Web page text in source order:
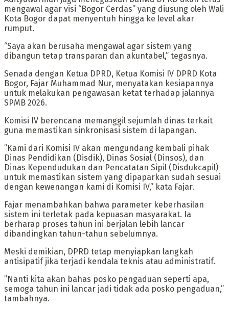
mengawal agar visi “Bogor Cerdas” yang diusung oleh Wali
Kota Bogor dapat menyentuh hingga ke level akar
rumput.
“Saya akan berusaha mengawal agar sistem yang
dibangun tetap transparan dan akuntabel,” tegasnya.
​Senada dengan Ketua DPRD, Ketua Komisi IV DPRD Kota
Bogor, Fajar Muhammad Nur, menyatakan kesiapannya
untuk melakukan pengawasan ketat terhadap jalannya
SPMB 2026.
Komisi IV berencana memanggil sejumlah dinas terkait
guna memastikan sinkronisasi sistem di lapangan.
​”Kami dari Komisi IV akan mengundang kembali pihak
Dinas Pendidikan (Disdik), Dinas Sosial (Dinsos), dan
Dinas Kependudukan dan Pencatatan Sipil (Disdukcapil)
untuk memastikan sistem yang dipaparkan sudah sesuai
dengan kewenangan kami di Komisi IV,” kata Fajar.
​Fajar menambahkan bahwa parameter keberhasilan
sistem ini terletak pada kepuasan masyarakat. Ia
berharap proses tahun ini berjalan lebih lancar
dibandingkan tahun-tahun sebelumnya.
Meski demikian, DPRD tetap menyiapkan langkah
antisipatif jika terjadi kendala teknis atau administratif.
​”Nanti kita akan bahas posko pengaduan seperti apa,
semoga tahun ini lancar jadi tidak ada posko pengaduan,”
tambahnya.